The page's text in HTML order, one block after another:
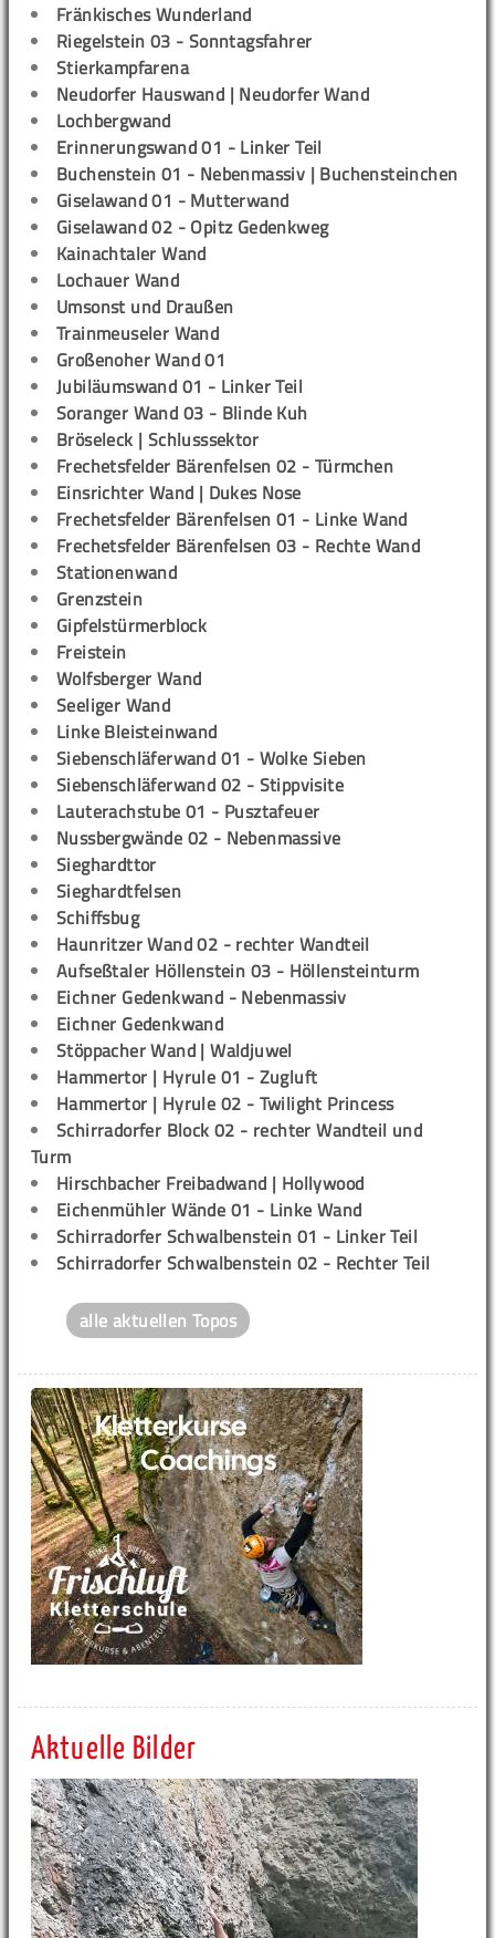
Fränkisches Wunderland
Riegelstein 03 - Sonntagsfahrer
Stierkampfarena
Neudorfer Hauswand | Neudorfer Wand
Lochbergwand
Erinnerungswand 01 - Linker Teil
Buchenstein 01 - Nebenmassiv | Buchensteinchen
Giselawand 01 - Mutterwand
Giselawand 02 - Opitz Gedenkweg
Kainachtaler Wand
Lochauer Wand
Umsonst und Draußen
Trainmeuseler Wand
Großenoher Wand 01
Jubiläumswand 01 - Linker Teil
Soranger Wand 03 - Blinde Kuh
Bröseleck | Schlusssektor
Frechetsfelder Bärenfelsen 02 - Türmchen
Einsrichter Wand | Dukes Nose
Frechetsfelder Bärenfelsen 01 - Linke Wand
Frechetsfelder Bärenfelsen 03 - Rechte Wand
Stationenwand
Grenzstein
Gipfelstürmerblock
Freistein
Wolfsberger Wand
Seeliger Wand
Linke Bleisteinwand
Siebenschläferwand 01 - Wolke Sieben
Siebenschläferwand 02 - Stippvisite
Lauterachstube 01 - Pusztafeuer
Nussbergwände 02 - Nebenmassive
Sieghardttor
Sieghardtfelsen
Schiffsbug
Haunritzer Wand 02 - rechter Wandteil
Aufseßtaler Höllenstein 03 - Höllensteinturm
Eichner Gedenkwand - Nebenmassiv
Eichner Gedenkwand
Stöppacher Wand | Waldjuwel
Hammertor | Hyrule 01 - Zugluft
Hammertor | Hyrule 02 - Twilight Princess
Schirradorfer Block 02 - rechter Wandteil und
Turm
Hirschbacher Freibadwand | Hollywood
Eichenmühler Wände 01 - Linke Wand
Schirradorfer Schwalbenstein 01 - Linker Teil
Schirradorfer Schwalbenstein 02 - Rechter Teil
alle aktuellen Topos
Aktuelle Bilder